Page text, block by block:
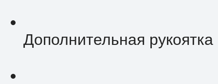
Дополнительная рукоятка